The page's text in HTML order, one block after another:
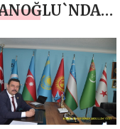
187.
YIL
MESAJI